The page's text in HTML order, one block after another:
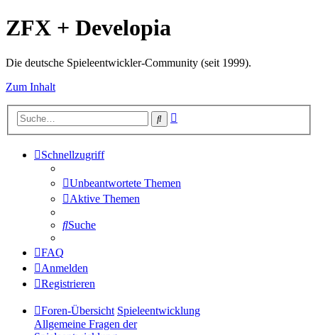
ZFX + Developia
Die deutsche Spieleentwickler-Community (seit 1999).
Zum Inhalt
Suche
Schnellzugriff
Unbeantwortete Themen
Aktive Themen
Suche
FAQ
Anmelden
Registrieren
Foren-Übersicht Spieleentwicklung
Allgemeine Fragen der